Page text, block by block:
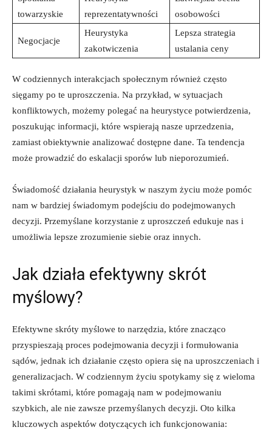
towarzyskie
reprezentatywności
osobowości
Negocjacje
Heurystyka
zakotwiczenia
Lepsza strategia
ustalania ceny
W codziennych interakcjach społecznym również często
sięgamy po te uproszczenia. Na przykład, w sytuacjach
konfliktowych, możemy polegać na heurystyce potwierdzenia,
poszukując informacji, które wspierają nasze uprzedzenia,
zamiast obiektywnie analizować dostępne dane. Ta tendencja
może prowadzić do eskalacji sporów lub nieporozumień.
Świadomość działania heurystyk w naszym życiu może pomóc
nam w bardziej świadomym podejściu do podejmowanych
decyzji. Przemyślane korzystanie z uproszczeń edukuje nas i
umożliwia lepsze zrozumienie siebie oraz innych.
Jak działa efektywny skrót
myślowy?
Efektywne skróty myślowe to narzędzia, które znacząco
przyspieszają proces podejmowania decyzji i formułowania
sądów, jednak ich działanie często opiera się na uproszczeniach i
generalizacjach. W codziennym życiu spotykamy się z wieloma
takimi skrótami, które pomagają nam w podejmowaniu
szybkich, ale nie zawsze przemyślanych decyzji. Oto kilka
kluczowych aspektów dotyczących ich funkcjonowania: